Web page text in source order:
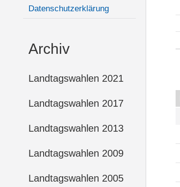
Datenschutzerklärung
Archiv
Landtagswahlen 2021
Landtagswahlen 2017
Landtagswahlen 2013
Landtagswahlen 2009
Landtagswahlen 2005